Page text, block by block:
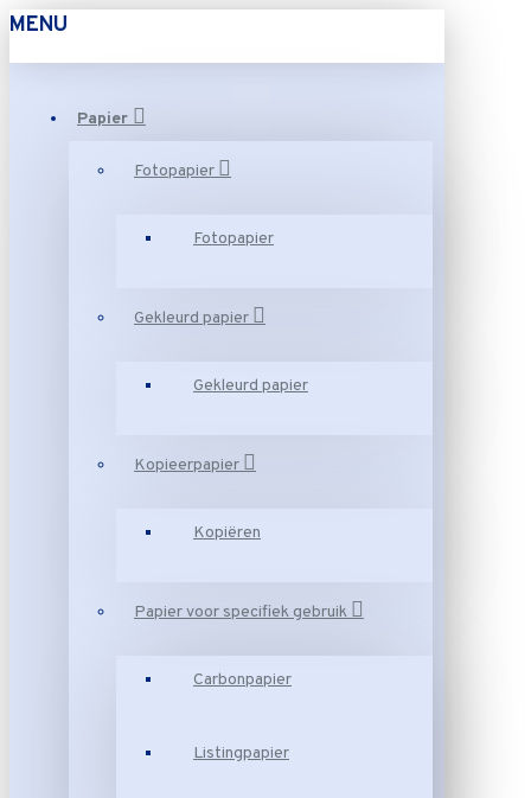
MENU
Papier
Fotopapier
Fotopapier
Gekleurd papier
Gekleurd papier
Kopieerpapier
Kopiëren
Papier voor specifiek gebruik
Carbonpapier
Listingpapier